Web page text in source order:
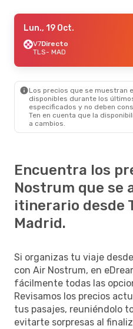
Lun., 19 Oct.
V7Directo
TLS- MAD
Los precios que se muestran
disponibles durante los
especificados y no deben
Ten en cuenta que la
a cambios.
Encuentra los
Nostrum que se
itinerario desde
Madrid.
Si organizas tu viaje
con Air Nostrum, en
fácilmente todas las
Revisamos los precios
tus pasajes, reuniéndolo
evitarte sorpresas al